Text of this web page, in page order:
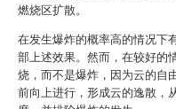
燃烧区扩散。
在发生爆炸的概率高的情况下
部上述效果。然而，在较好的
烧，而不是爆炸，因为云的自
前向上进行，形成云的逸散，